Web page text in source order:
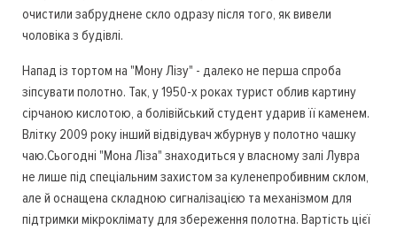
очистили забруднене скло одразу після того, як вивели
чоловіка з будівлі.
Напад із тортом на "Мону Лізу" - далеко не перша спроба
зіпсувати полотно. Так, у 1950-х роках турист облив картину
сірчаною кислотою, а болівійський студент ударив її каменем.
Влітку 2009 року інший відвідувач жбурнув у полотно чашку
чаю.Сьогодні "Мона Ліза" знаходиться у власному залі Лувра
не лише під спеціальним захистом за куленепробивним склом,
але й оснащена складною сигналізацією та механізмом для
підтримки мікроклімату для збереження полотна. Вартість цієї